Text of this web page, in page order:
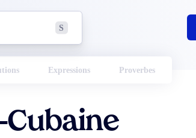
S
Expressions Proverbes